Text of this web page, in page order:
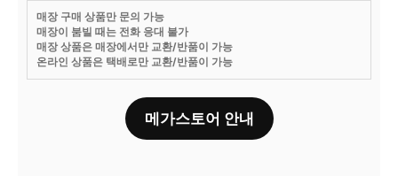
매장 구매 상품만 문의 가능
매장이 붐빌 때는 전화 응대 불가
매장 상품은 매장에서만 교환/반품이 가능
온라인 상품은 택배로만 교환/반품이 가능
메가스토어 안내